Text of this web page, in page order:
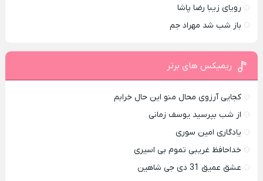
رویای زیبا رضا پاشا
باز شب شد مهراد جم
ریمیکس های برتر
کجایی آرزوی محال منو این حال خرابم
از شب بپرسید یوسف زمانی
یادگاری امین سوری
خداحافظ غریبی تموم بی اسیری
عشق عمیق 31 دی جی شاهین